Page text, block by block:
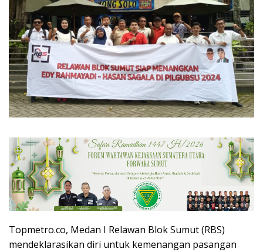
Topmetro.co, Medan I Relawan Blok Sumut (RBS)
mendeklarasikan diri untuk kemenangan pasangan